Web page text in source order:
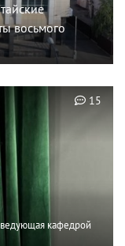
восьмого
кафедрой
15